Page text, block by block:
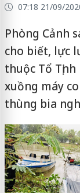
07:18 21/09/
Phòng Cảnh
cho biết, lực
thuộc Tổ
xuồng máy
thùng bia